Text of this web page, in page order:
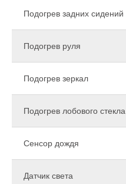
Подогрев задних сидений
Подогрев руля
Подогрев зеркал
Подогрев лобового стекла
Сенсор дождя
Датчик света